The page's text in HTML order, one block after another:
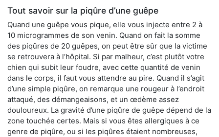
Tout savoir sur la piqûre d’une guêpe
Quand une guêpe vous pique, elle vous injecte entre 2 à
10 microgrammes de son venin. Quand on fait la somme
des piqûres de 20 guêpes, on peut être sûr que la victime
se retrouvera à l’hôpital. Si par malheur, c’est plutôt votre
chien qui subit leur foudre, avec cette quantité de venin
dans le corps, il faut vous attendre au pire. Quand il s’agit
d’une simple piqûre, on remarque une rougeur à l’endroit
attaqué, des démangeaisons, et un œdème assez
douloureux. La gravité d’une piqûre de guêpe dépend de la
zone touchée certes. Mais si vous êtes allergiques à ce
genre de piqûre, ou si les piqûres étaient nombreuses,